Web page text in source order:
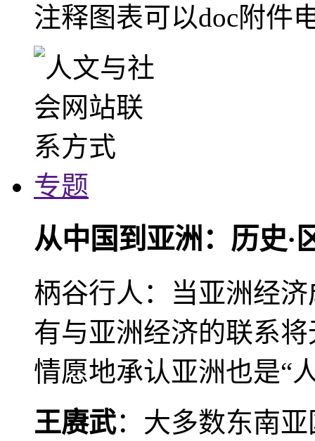
注释图表可以doc附件
专题
从中国到亚洲：历史·
柄谷行人：当亚洲经
有与亚洲经济的联系
情愿地承认亚洲也是“
王赓武：大多数东南